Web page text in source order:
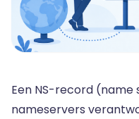
Een NS-record
nameservers